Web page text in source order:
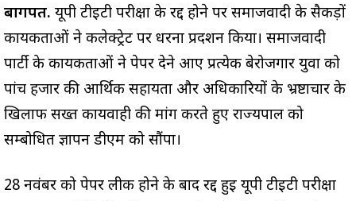
बागपत. यूपी टीईटी परीक्षा के रद्द होने पर समाजवादी के सैकड़ों
कार्यकर्ताओं ने कलेक्ट्रेट पर धरना प्रदर्शन किया। समाजवादी
पार्टी के कार्यकर्ताओं ने पेपर देने आए प्रत्येक बेरोजगार युवा को
पांच हजार की आर्थिक सहायता और अधिकारियों के भ्रष्टाचार के
खिलाफ सख्त कार्यवाही की मांग करते हुए राज्यपाल को
सम्बोधित ज्ञापन डीएम को सौंपा।
28 नवंबर को पेपर लीक होने के बाद रद्द हुई यूपी टीईटी परीक्षा